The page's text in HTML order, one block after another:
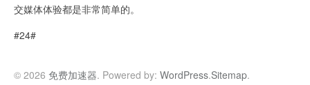
交媒体体验都是非常简单的。
#24#
© 2026 免费加速器. Powered by: WordPress.Sitemap.